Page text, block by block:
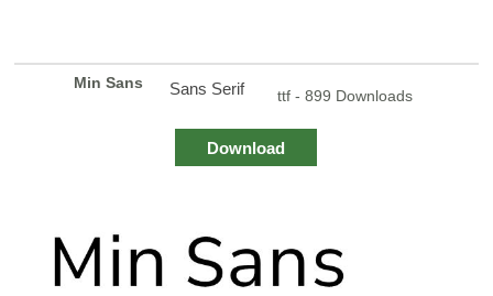
Min Sans Sans Serif ttf - 899 Downloads
Download